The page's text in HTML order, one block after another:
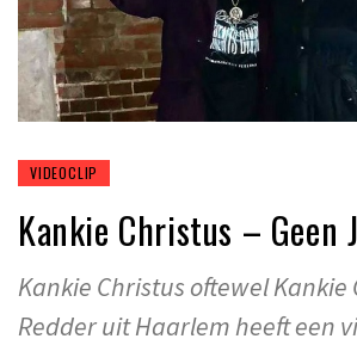
VIDEOCLIP
Kankie Christus – Geen
Kankie Christus oftewel Kankie
Redder uit Haarlem heeft een